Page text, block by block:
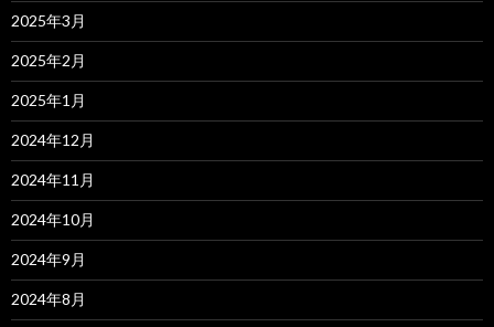
2025年3月
2025年2月
2025年1月
2024年12月
2024年11月
2024年10月
2024年9月
2024年8月